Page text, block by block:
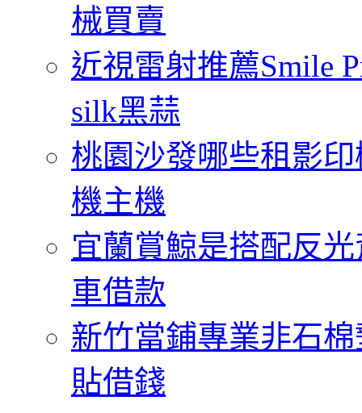
械買賣
近視雷射推薦Smile
silk黑蒜
桃園沙發哪些租影
機主機
宜蘭賞鯨是搭配反
車借款
新竹當鋪專業非石
貼借錢